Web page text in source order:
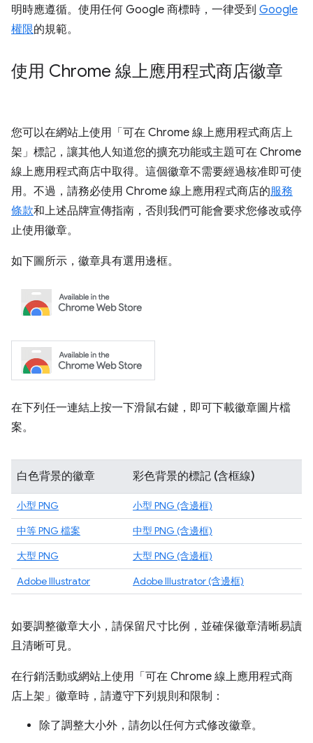
明時應遵循。使用任何 Google 商標時，一律受到 Google
權限的規範。
使用 Chrome 線上應用程式商店徽章
您可以在網站上使用「可在 Chrome 線上應用程式商店上
架」標記，讓其他人知道您的擴充功能或主題可在 Chrome
線上應用程式商店中取得。這個徽章不需要經過核准即可使
用。不過，請務必使用 Chrome 線上應用程式商店的服務
條款和上述品牌宣傳指南，否則我們可能會要求您修改或停
止使用徽章。
如下圖所示，徽章具有選用邊框。
在下列任一連結上按一下滑鼠右鍵，即可下載徽章圖片檔
案。
白色背景的徽章 彩色背景的標記 (含框線)
小型 PNG
小型 PNG (含邊框)
中等 PNG 檔案
中型 PNG (含邊框)
大型 PNG
大型 PNG (含邊框)
Adobe Illustrator
Adobe Illustrator (含邊框)
如要調整徽章大小，請保留尺寸比例，並確保徽章清晰易讀
且清晰可見。
在行銷活動或網站上使用「可在 Chrome 線上應用程式商
店上架」徽章時，請遵守下列規則和限制：
除了調整大小外，請勿以任何方式修改徽章。